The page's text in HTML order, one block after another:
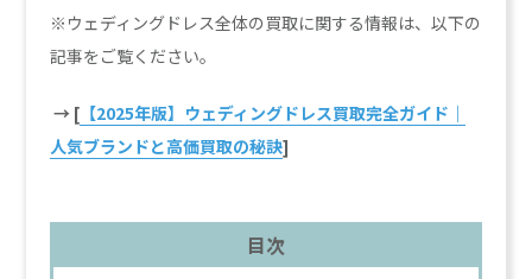
※ウェディングドレス全体の買取に関する情報は、以下の
記事をご覧ください。
→ [ 【2025年版】ウェディングドレス買取完全ガイド｜
人気ブランドと高価買取の秘訣]
目次